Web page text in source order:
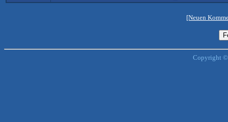
[Neuen
Copyright ©